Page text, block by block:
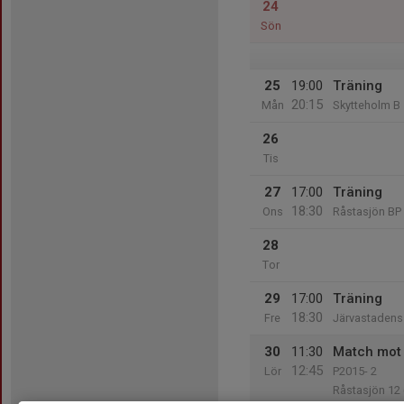
24
Sön
25
Mån
19:00
20:15
Träning
Skytteholm B
26
Tis
27
Ons
17:00
18:30
Träning
Råstasjön BP
28
Tor
29
Fre
17:00
18:30
Träning
Järvastadens
30
Lör
11:30
12:45
Match mot
P2015- 2
Råstasjön 12